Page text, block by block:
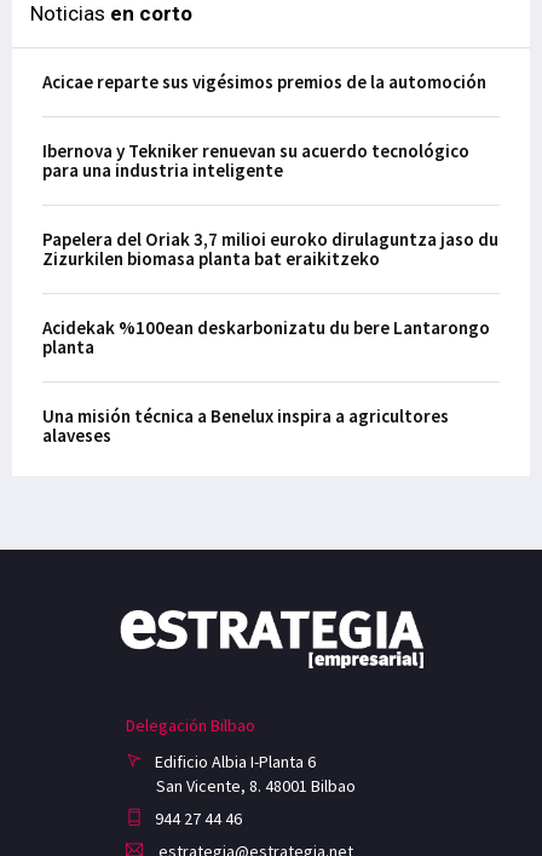
Noticias en corto
Acicae reparte sus vigésimos premios de la automoción
Ibernova y Tekniker renuevan su acuerdo tecnológico
para una industria inteligente
Papelera del Oriak 3,7 milioi euroko dirulaguntza jaso du
Zizurkilen biomasa planta bat eraikitzeko
Acidekak %100ean deskarbonizatu du bere Lantarongo
planta
Una misión técnica a Benelux inspira a agricultores
alaveses
Delegación Bilbao
Edificio Albia I-Planta 6
San Vicente, 8. 48001 Bilbao
944 27 44 46
estrategia@estrategia.net